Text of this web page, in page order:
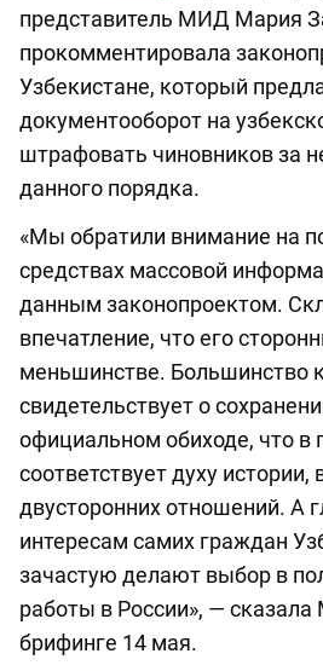
представитель МИД Мария
прокомментировала
Узбекистане, который
документооборот на
штрафовать чиновников за
данного порядка.
«Мы обратили внимание на
средствах массовой
данным законопроектом.
впечатление, что его
меньшинстве. Большинство
свидетельствует о
официальном обиходе, что в
соответствует духу
двусторонних отношений. А
интересам самих граждан
зачастую делают выбор в
работы в России», —
брифинге 14 мая.